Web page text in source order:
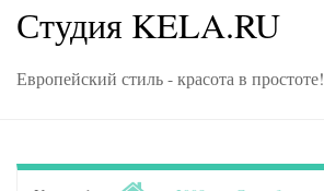
Студия KELA.RU
Европейский стиль - красота в простоте!